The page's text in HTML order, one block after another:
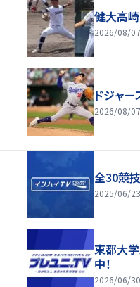
健大高
2026/08/
ドジャー
2026/08/
全30競
2025/06/
東都大
中！
2026/06/